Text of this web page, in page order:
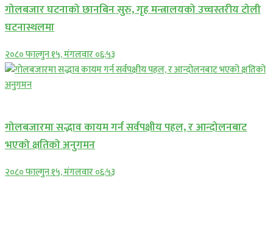
गोलबजार घटनाको छानबिन सुरु, गृह मन्त्रालयको उच्चस्तरीय टोली
घटनास्थलमा
२०८० फाल्गुन १५, मंगलवार ०६:५३
गोलबजारमा सद्भाव कायम गर्न सर्वपक्षीय पहल, र आन्दोलनबाट
भएको क्षतिको अनुगमन
२०८० फाल्गुन १५, मंगलवार ०६:५३